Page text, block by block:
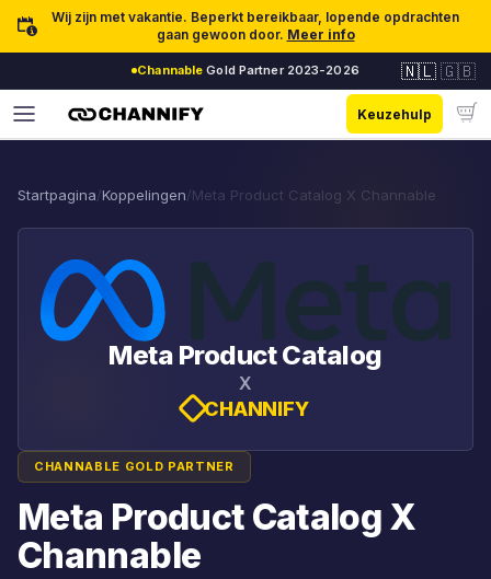
Ga naar inhoudWij zijn met vakantie. Beperkt bereikbaar, lopende opdrachten
gaan gewoon door. Meer info
Channable Gold Partner 2023-2026 🇳🇱 🇬🇧
Keuzehulp
Startpagina/Koppelingen/Meta Product Catalog X Channable
Meta Product Catalog
X
CHANNIFY
CHANNABLE GOLD PARTNER
Meta Product Catalog X
Channable